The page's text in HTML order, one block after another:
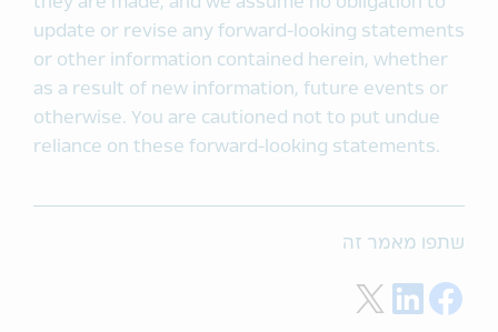
update or revise any forward-looking statements
or other information contained herein, whether
as a result of new information, future events or
otherwise. You are cautioned not to put undue
reliance on these forward-looking statements.
שתפו מאמר זה
Share on Facebook
Share on LinkedIn